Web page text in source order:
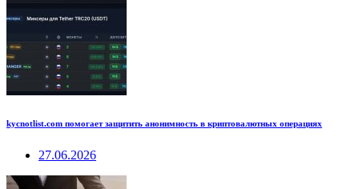
kycnotlist.com помогает защитить анонимность в криптовалютных операциях
27.06.2026